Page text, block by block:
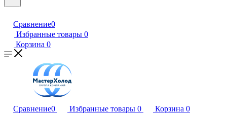
Сравнение0
Избранные товары 0
Корзина 0
Сравнение0 Избранные товары 0 Корзина 0